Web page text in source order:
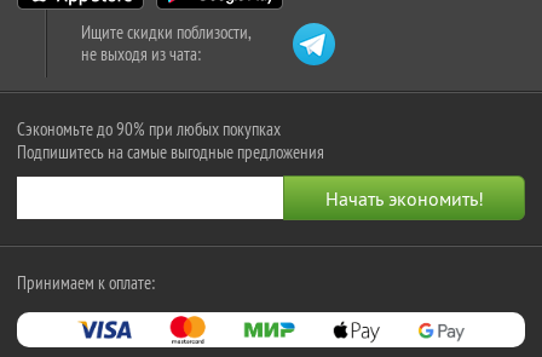
Ищите скидки поблизости,
не выходя из чата:
Сэкономьте до 90% при любых покупках
Подпишитесь на самые выгодные предложения
Принимаем к оплате: